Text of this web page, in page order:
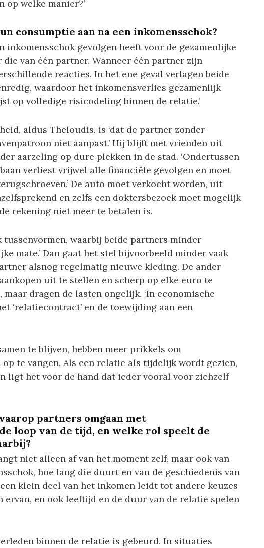
op welke manier?’
consumptie aan na een inkomensschok?
inkomensschok gevolgen heeft voor de gezamenlijke
van één partner. Wanneer één partner zijn
reacties. In het ene geval verlagen beide
waardoor het inkomensverlies gezamenlijk
op volledige risicodeling binnen de relatie.’
aldus Theloudis, is ‘dat de partner zonder
niet aanpast.’ Hij blijft met vrienden uit
aarzeling op dure plekken in de stad. ‘Ondertussen
verliest vrijwel alle financiële gevolgen en moet
De auto moet verkocht worden, uit
en zelfs een doktersbezoek moet mogelijk
rekening niet meer te betalen is.
tussenvormen, waarbij beide partners minder
mate.’ Dan gaat het stel bijvoorbeeld minder vaak
alsnog regelmatig nieuwe kleding. De ander
uit te stellen en scherp op elke euro te
maar dragen de lasten ongelijk. ‘In economische
‘relatiecontract’ en de toewijding aan een
te blijven, hebben meer prikkels om
op te vangen. Als een relatie als tijdelijk wordt gezien,
ligt het voor de hand dat ieder vooral voor zichzelf
partners omgaan met
loop van de tijd, en welke rol speelt de
niet alleen af van het moment zelf, maar ook van
hoe lang die duurt en van de geschiedenis van
klein deel van het inkomen leidt tot andere keuzes
ervan, en ook leeftijd en de duur van de relatie spelen
binnen de relatie is gebeurd. In situaties